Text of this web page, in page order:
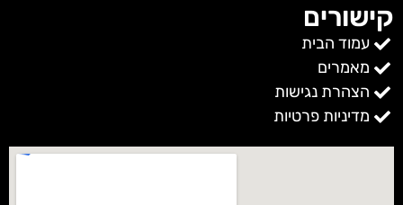
קישורים
עמוד הבית
מאמרים
הצהרת נגישות
מדיניות פרטיות